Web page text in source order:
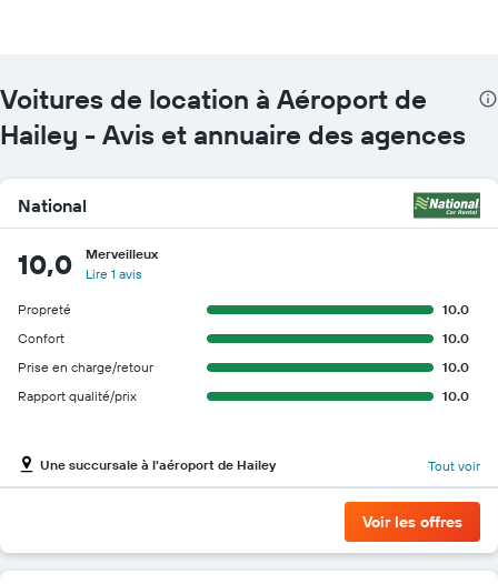
Voitures de location à Aéroport de
Hailey - Avis et annuaire des agences
National
10,0
Merveilleux
Lire 1 avis
Propreté
10.0
Confort
10.0
Prise en charge/retour
10.0
Rapport qualité/prix
10.0
Une succursale à l'aéroport de Hailey Tout voir
Voir les offres